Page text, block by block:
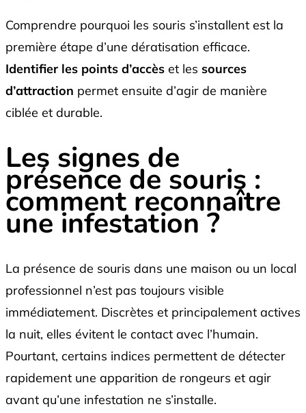
Comprendre pourquoi les souris s’installent est la
première étape d’une dératisation efficace.
Identifier les points d’accès et les sources
d’attraction permet ensuite d’agir de manière
ciblée et durable.
Les signes de
présence de souris :
comment reconnaître
une infestation ?
La présence de souris dans une maison ou un local
professionnel n’est pas toujours visible
immédiatement. Discrètes et principalement actives
la nuit, elles évitent le contact avec l’humain.
Pourtant, certains indices permettent de détecter
rapidement une apparition de rongeurs et agir
avant qu’une infestation ne s’installe.